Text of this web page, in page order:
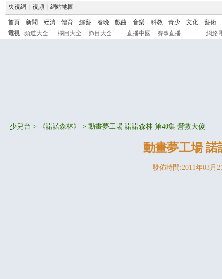
央視網 視頻 網站地圖
首頁 新聞 經濟 體育 綜藝 春晚 戲曲 音樂 科教 青少 文化
藝術
電視
頻道大全 欄目大全 節目大全 直播中國 賽事直播 網絡
少兒台 > 《諾諾森林》 > 動畫夢工場 諾諾森林 第40集 營救大傻
動畫夢工場 諾
發佈時間:2011年03月